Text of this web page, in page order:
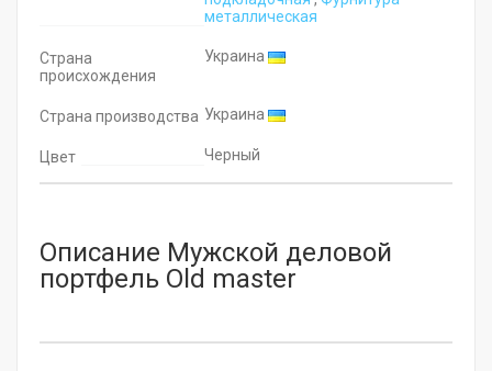
металлическая
Страна
происхождения
Украина
Страна производства Украина
Цвет Черный
Описание Мужской деловой
портфель Old master